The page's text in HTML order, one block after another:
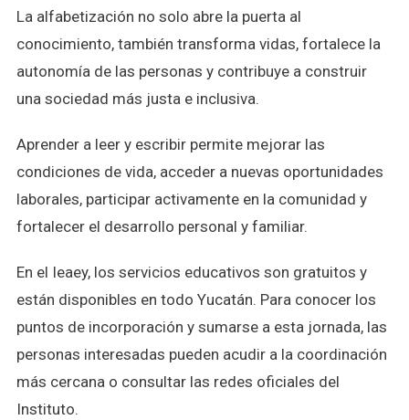
La alfabetización no solo abre la puerta al
conocimiento, también transforma vidas, fortalece la
autonomía de las personas y contribuye a construir
una sociedad más justa e inclusiva.
Aprender a leer y escribir permite mejorar las
condiciones de vida, acceder a nuevas oportunidades
laborales, participar activamente en la comunidad y
fortalecer el desarrollo personal y familiar.
En el Ieaey, los servicios educativos son gratuitos y
están disponibles en todo Yucatán. Para conocer los
puntos de incorporación y sumarse a esta jornada, las
personas interesadas pueden acudir a la coordinación
más cercana o consultar las redes oficiales del
Instituto.